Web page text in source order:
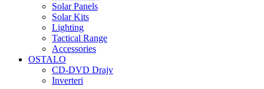
Solar Panels
Solar Kits
Lighting
Tactical Range
Accessories
OSTALO
CD-DVD Drajv
Inverteri